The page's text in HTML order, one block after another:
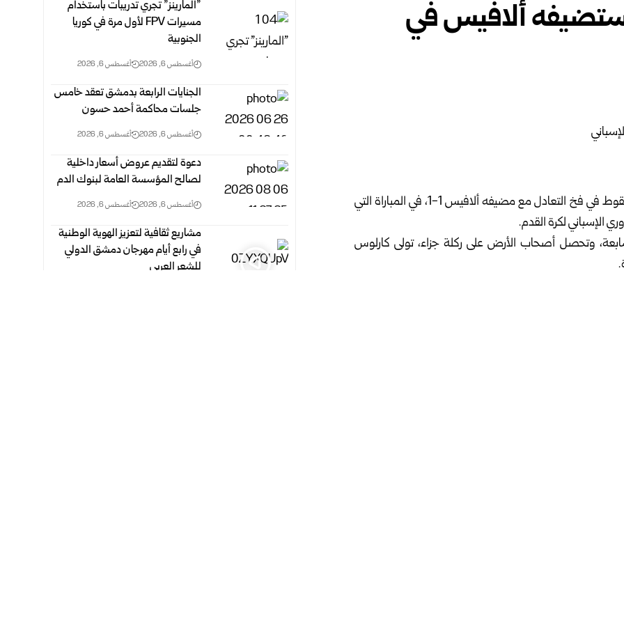
ألافيس في
واصل فريق أتلتيكو مدريد نتائجه السلبية هذا الموسم، بالسقوط في فخ التعادل مع مضيفه ألافيس 1-1، في المباراة التي
الإسباني لكرة القدم.
وتحصل أصحاب الأرض على ركلة جزاء، تولى كارلوس
‏”المارينز” تجري تدريبات باستخدام
مسيرات ‏FPV‏ لأول مرة في كوريا
الجنوبية
أغسطس 6, 2026 أغسطس 6, 2026
الجنايات الرابعة بدمشق تعقد خامس
جلسات محاكمة أحمد حسون
أغسطس 6, 2026 أغسطس 6, 2026
دعوة لتقديم عروض أسعار داخلية
لصالح المؤسسة العامة لبنوك الدم
أغسطس 6, 2026 أغسطس 6, 2026
مشاريع ثقافية لتعزيز الهوية الوطنية
في رابع أيام مهرجان دمشق الدولي
للشعر العربي